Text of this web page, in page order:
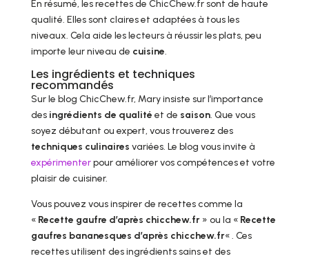
En résumé, les recettes de ChicChew.fr sont de haute
qualité. Elles sont claires et adaptées à tous les
niveaux. Cela aide les lecteurs à réussir les plats, peu
importe leur niveau de cuisine.
Les ingrédients et techniques
recommandés
Sur le blog ChicChew.fr, Mary insiste sur l’importance
des ingrédients de qualité et de saison. Que vous
soyez débutant ou expert, vous trouverez des
techniques culinaires variées. Le blog vous invite à
expérimenterpour améliorer vos compétences et votre
plaisir de cuisiner.
Vous pouvez vous inspirer de recettes comme la
« Recette gaufre d’après chicchew.fr» ou la « Recette
gaufres bananesques d’après chicchew.fr« . Ces
recettes utilisent des ingrédients sains et des